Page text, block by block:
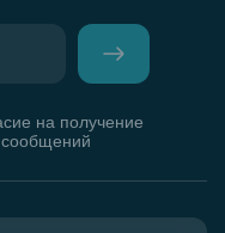
на получение